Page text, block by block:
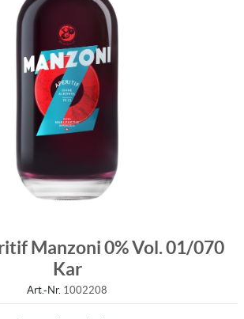
Manzoni 0% Vol. 01/070
Kar
Art.-Nr. 1002208